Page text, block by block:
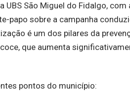
UBS São Miguel do Fidalgo,
papo sobre a campanha
é um dos pilares da
que aumenta
pontos do município: